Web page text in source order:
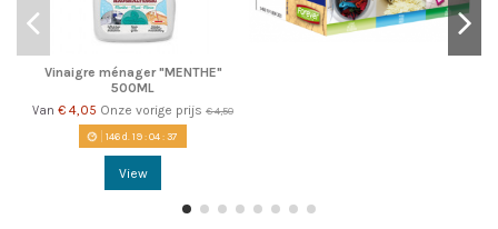
Vinaigre ménager "MENTHE"
500ML
Van € 4,05 Onze vorige prijs € 4,50
146d. 19:04:37
View